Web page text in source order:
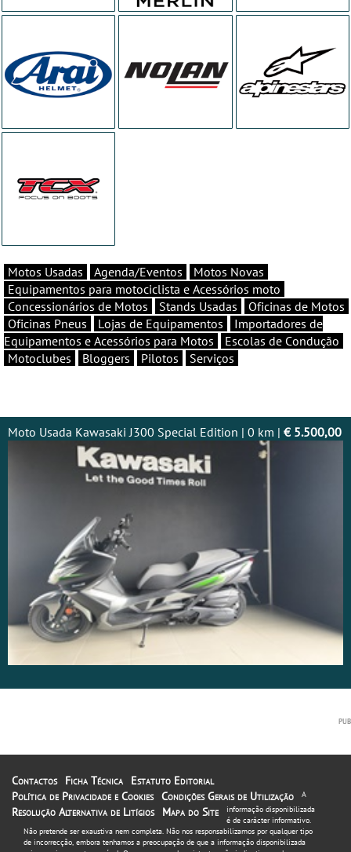
Motos Usadas Agenda/Eventos
Motos Novas
Equipamentos para motociclista e Acessórios moto
Concessionários de Motos
Stands Usadas
Oficinas de Motos
Oficinas Pneus
Lojas de Equipamentos
Importadores de
Equipamentos e Acessórios para Motos
Escolas de Condução
Motoclubes
Bloggers Pilotos Serviços
Moto Usada Kawasaki J300 Special Edition | 0 km | € 5.500,00
Contactos Ficha Técnica
Estatuto Editorial
Política de Privacidade e Cookies Condições Gerais de Utilização
Resolução Alternativa de Litígios
Mapa do Site
A
informação disponibilizada
é de carácter informativo.
Não pretende ser exaustiva nem completa. Não nos responsabilizamos por qualquer tipo
de incorrecção, embora tenhamos a preocupação de que a informação disponibilizada